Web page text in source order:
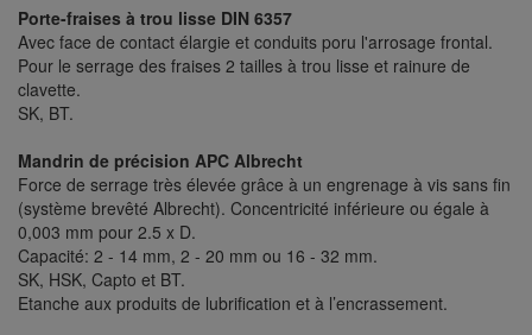
Porte-fraises à trou lisse DIN 6357
Avec face de contact élargie et conduits poru l'arrosage frontal.
Pour le serrage des fraises 2 tailles à trou lisse et rainure de
clavette.
SK, BT.
Mandrin de précision APC Albrecht
Force de serrage très élevée grâce à un engrenage à vis sans fin
(système brevêté Albrecht). Concentricité inférieure ou égale à
0,003 mm pour 2.5 x D.
Capacité: 2 - 14 mm, 2 - 20 mm ou 16 - 32 mm.
SK, HSK, Capto et BT.
Etanche aux produits de lubrification et à l’encrassement.